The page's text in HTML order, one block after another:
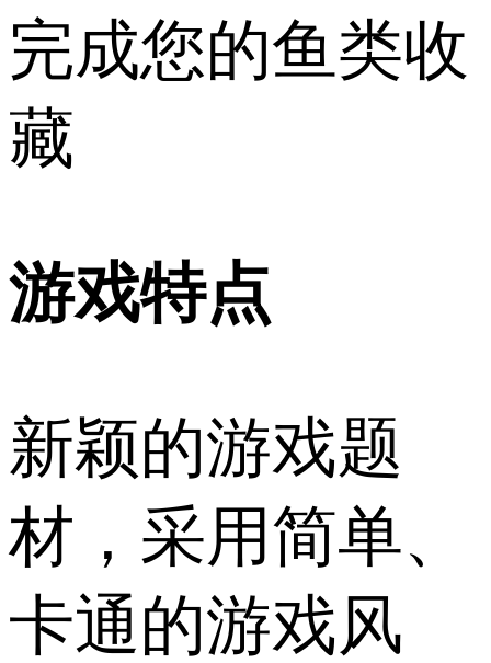
完成您的鱼类收
藏
游戏特点
新颖的游戏题
材，采用简单、
卡通的游戏风